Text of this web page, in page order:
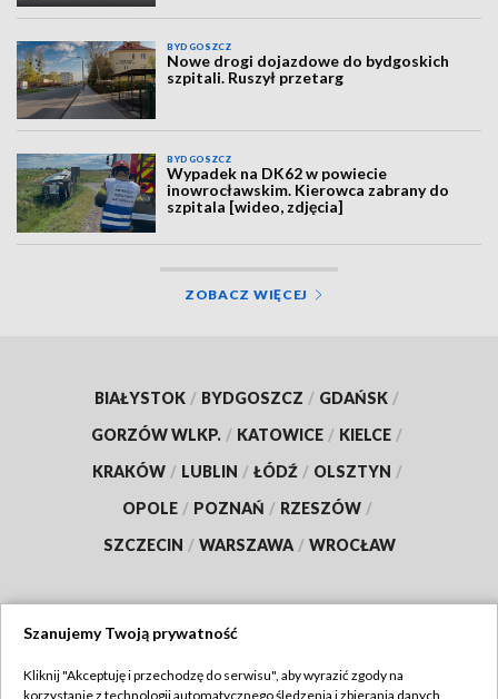
BYDGOSZCZ
Nowe drogi dojazdowe do bydgoskich
szpitali. Ruszył przetarg
BYDGOSZCZ
Wypadek na DK62 w powiecie
inowrocławskim. Kierowca zabrany do
szpitala [wideo, zdjęcia]
ZOBACZ WIĘCEJ
BIAŁYSTOK / BYDGOSZCZ / GDAŃSK /
GORZÓW WLKP. / KATOWICE / KIELCE /
KRAKÓW / LUBLIN / ŁÓDŹ / OLSZTYN /
OPOLE / POZNAŃ / RZESZÓW /
SZCZECIN / WARSZAWA / WROCŁAW
Szanujemy Twoją prywatność
Kliknij "Akceptuję i przechodzę do serwisu", aby wyrazić zgody na
korzystanie z technologii automatycznego śledzenia i zbierania danych,